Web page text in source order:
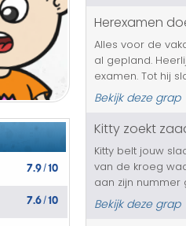
7.9/10
7.6/10
Herexamen
Alles voor de
al gepland.
examen. Tot hij
telefoongrap. Hij
herexamen
verplicht is, moet
Bekijk deze grap
Kitty zoekt
Kitty belt jouw
van de kroeg
aan zijn nummer
namelijk wat
wil worden. Ze
Bekijk deze grap